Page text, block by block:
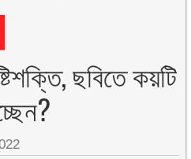
ছবিতে কয়টি